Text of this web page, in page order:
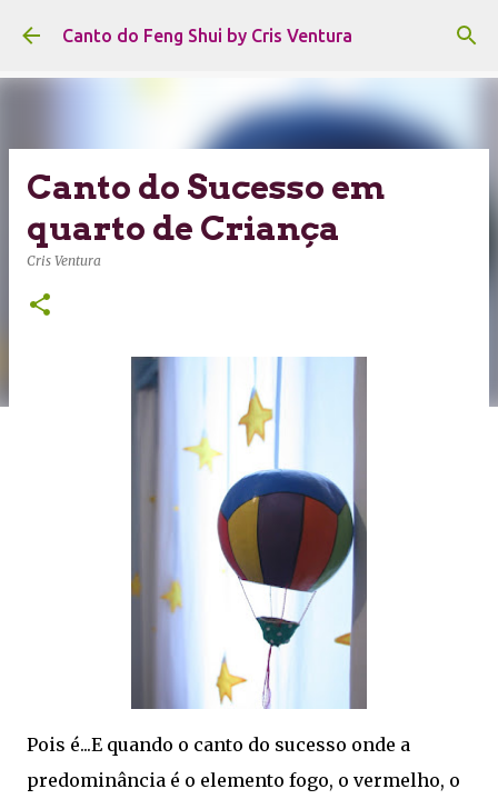
Pular para o conteúdo principal
Canto do Feng Shui by Cris Ventura
Canto do Sucesso em
quarto de Criança
Cris Ventura
Pois é...E quando o canto do sucesso onde a
predominância é o elemento fogo, o vermelho, o